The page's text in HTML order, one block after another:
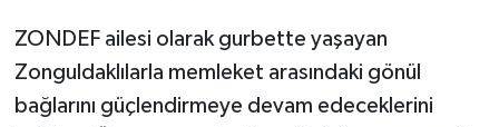
ZONDEF ailesi olarak gurbette yaşayan
Zonguldaklılarla memleket arasındaki gönül
bağlarını güçlendirmeye devam edeceklerini
SİYASET
Spor